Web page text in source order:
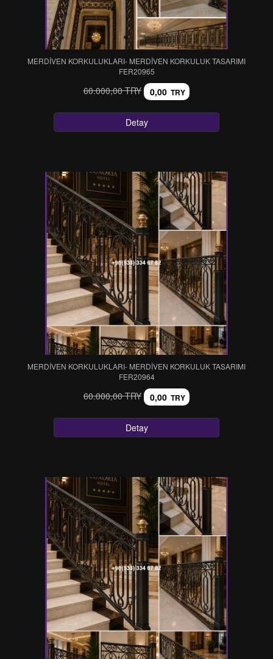
MERDİVEN KORKULUKLARI- MERDİVEN KORKULUK TASARIMI
FER20965
60.000,00 TRY 0,00 TRY
Detay
MERDİVEN KORKULUKLARI- MERDİVEN KORKULUK TASARIMI
FER20964
60.000,00 TRY 0,00 TRY
Detay